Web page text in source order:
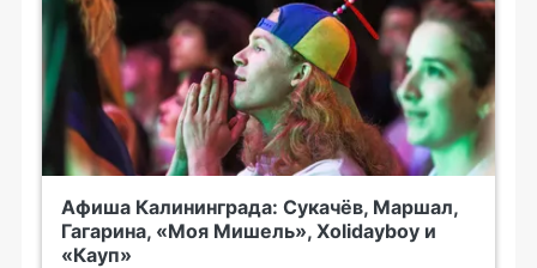
Афиша Калининграда: Сукачёв, Маршал,
Гагарина, «Моя Мишель», Xolidayboy и
«Кауп»